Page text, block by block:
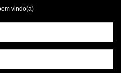
vindo(a)